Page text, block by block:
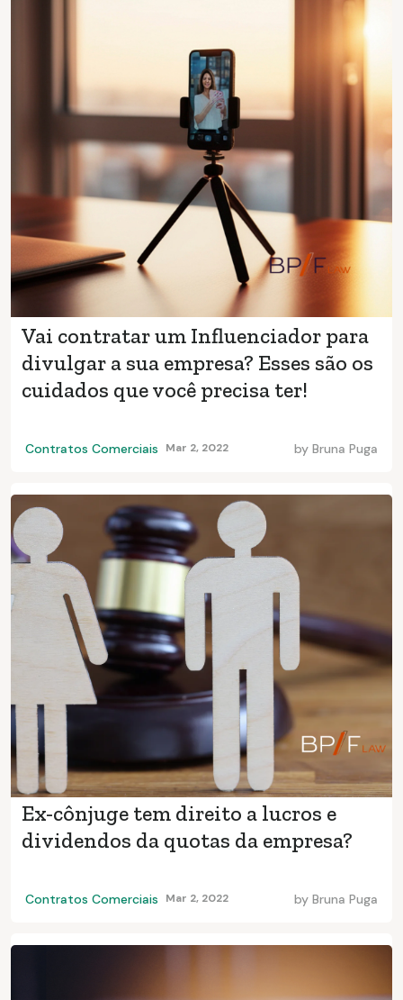
Vai contratar um Influenciador para
divulgar a sua empresa? Esses são os
cuidados que você precisa ter!
Contratos Comerciais Mar 2, 2022 by Bruna Puga
Ex-cônjuge tem direito a lucros e
dividendos da quotas da empresa?
Contratos Comerciais Mar 2, 2022 by Bruna Puga